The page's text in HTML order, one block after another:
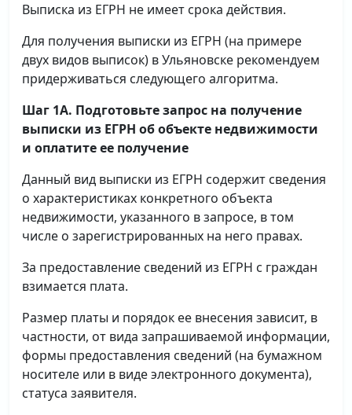
Выписка из ЕГРН не имеет срока действия.
Для получения выписки из ЕГРН (на примере
двух видов выписок) в Ульяновске рекомендуем
придерживаться следующего алгоритма.
Шаг 1А. Подготовьте запрос на получение
выписки из ЕГРН об объекте недвижимости
и оплатите ее получение
Данный вид выписки из ЕГРН содержит сведения
о характеристиках конкретного объекта
недвижимости, указанного в запросе, в том
числе о зарегистрированных на него правах.
За предоставление сведений из ЕГРН с граждан
взимается плата.
Размер платы и порядок ее внесения зависит, в
частности, от вида запрашиваемой информации,
формы предоставления сведений (на бумажном
носителе или в виде электронного документа),
статуса заявителя.